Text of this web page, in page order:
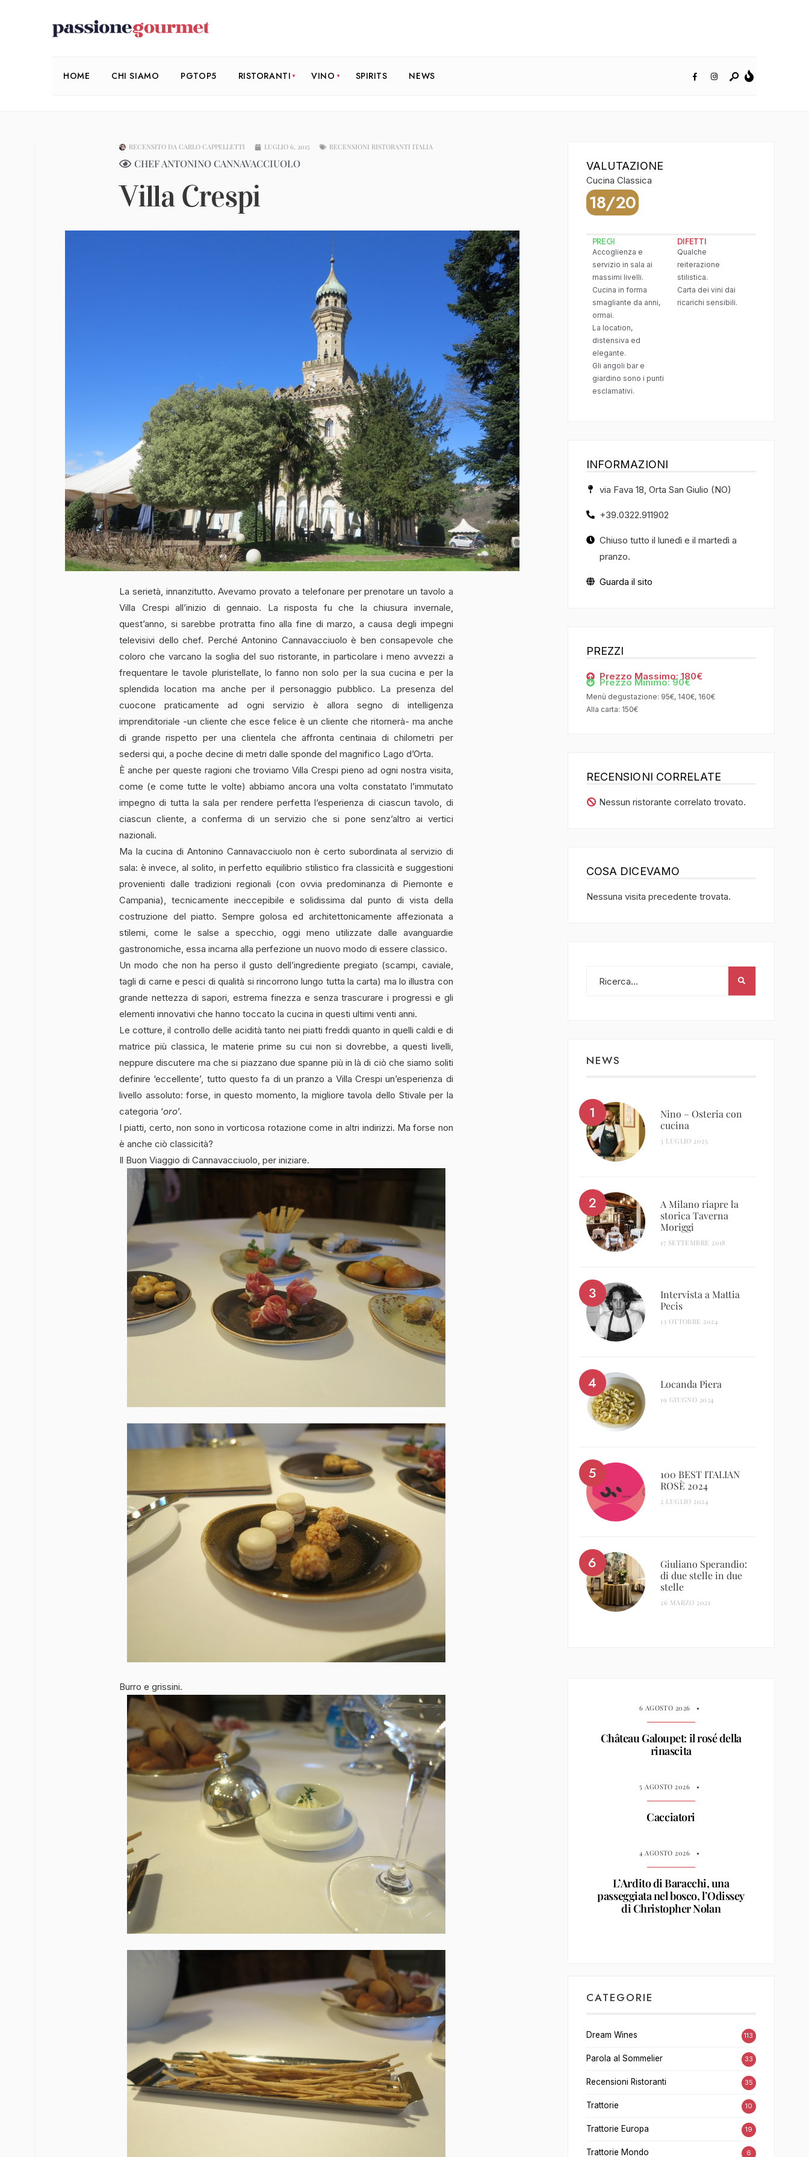
HOME CHI SIAMO PGTOP5 RISTORANTI VINO SPIRITS NEWS
RECENSITO DA CARLO CAPPELLETTI LUGLIO 6, 2015 RECENSIONI RISTORANTI ITALIA
CHEF ANTONINO CANNAVACCIUOLO
Villa Crespi
La serietà, innanzitutto. Avevamo provato a telefonare per prenotare un tavolo a
Villa Crespi all’inizio di gennaio. La risposta fu che la chiusura invernale,
quest’anno, si sarebbe protratta fino alla fine di marzo, a causa degli impegni
televisivi dello chef. Perché Antonino Cannavacciuolo è ben consapevole che
coloro che varcano la soglia del suo ristorante, in particolare i meno avvezzi a
frequentare le tavole pluristellate, lo fanno non solo per la sua cucina e per la
splendida location ma anche per il personaggio pubblico. La presenza del
cuocone praticamente ad ogni servizio è allora segno di intelligenza
imprenditoriale -un cliente che esce felice è un cliente che ritornerà- ma anche
di grande rispetto per una clientela che affronta centinaia di chilometri per
sedersi qui, a poche decine di metri dalle sponde del magnifico Lago d’Orta.
È anche per queste ragioni che troviamo Villa Crespi pieno ad ogni nostra visita,
come (e come tutte le volte) abbiamo ancora una volta constatato l’immutato
impegno di tutta la sala per rendere perfetta l’esperienza di ciascun tavolo, di
ciascun cliente, a conferma di un servizio che si pone senz’altro ai vertici
nazionali.
Ma la cucina di Antonino Cannavacciuolo non è certo subordinata al servizio di
sala: è invece, al solito, in perfetto equilibrio stilistico fra classicità e suggestioni
provenienti dalle tradizioni regionali (con ovvia predominanza di Piemonte e
Campania), tecnicamente ineccepibile e solidissima dal punto di vista della
costruzione del piatto. Sempre golosa ed architettonicamente affezionata a
stilemi, come le salse a specchio, oggi meno utilizzate dalle avanguardie
gastronomiche, essa incarna alla perfezione un nuovo modo di essere classico.
Un modo che non ha perso il gusto dell’ingrediente pregiato (scampi, caviale,
tagli di carne e pesci di qualità si rincorrono lungo tutta la carta) ma lo illustra con
grande nettezza di sapori, estrema finezza e senza trascurare i progressi e gli
elementi innovativi che hanno toccato la cucina in questi ultimi venti anni.
Le cotture, il controllo delle acidità tanto nei piatti freddi quanto in quelli caldi e di
matrice più classica, le materie prime su cui non si dovrebbe, a questi livelli,
neppure discutere ma che si piazzano due spanne più in là di ciò che siamo soliti
definire ‘eccellente’, tutto questo fa di un pranzo a Villa Crespi un’esperienza di
livello assoluto: forse, in questo momento, la migliore tavola dello Stivale per la
categoria ‘oro’.
I piatti, certo, non sono in vorticosa rotazione come in altri indirizzi. Ma forse non
è anche ciò classicità?
Il Buon Viaggio di Cannavacciuolo, per iniziare.
Burro e grissini.
VALUTAZIONE
Cucina Classica
18/20
PREGI
Accoglienza e
servizio in sala ai
massimi livelli.
Cucina in forma
smagliante da anni,
ormai.
La location,
distensiva ed
elegante.
Gli angoli bar e
giardino sono i punti
esclamativi.
DIFETTI
Qualche
reiterazione
stilistica.
Carta dei vini dai
ricarichi sensibili.
INFORMAZIONI
via Fava 18, Orta San Giulio (NO)
+39.0322.911902
Chiuso tutto il lunedì e il martedì a
pranzo.
Guarda il sito
PREZZI
Prezzo Massimo: 180€
Prezzo Minimo: 90€
Menù degustazione: 95€, 140€, 160€
Alla carta: 150€
RECENSIONI CORRELATE
Nessun ristorante correlato trovato.
COSA DICEVAMO
Nessuna visita precedente trovata.
NEWS
Nino – Osteria con
cucina
3 LUGLIO 2025
A Milano riapre la
storica Taverna
Moriggi
17 SETTEMBRE 2018
Intervista a Mattia
Pecis
13 OTTOBRE 2024
Locanda Piera
19 GIUGNO 2024
100 BEST ITALIAN
ROSÈ 2024
2 LUGLIO 2024
Giuliano Sperandio:
di due stelle in due
stelle
26 MARZO 2021
6 AGOSTO 2026 •
Château Galoupet: il rosé della
rinascita
5 AGOSTO 2026 •
Cacciatori
4 AGOSTO 2026 •
L’Ardito di Baracchi, una
passeggiata nel bosco, l’Odissey
di Christopher Nolan
CATEGORIE
Dream Wines 113
Parola al Sommelier 33
Recensioni Ristoranti 35
Trattorie 10
Trattorie Europa 19
Trattorie Mondo 6